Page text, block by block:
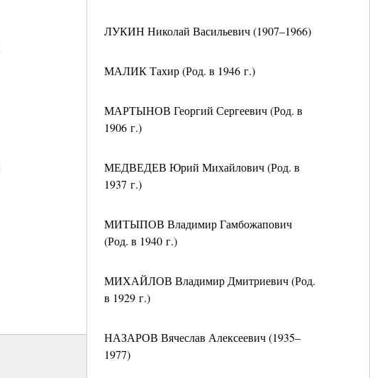
ЛУКИН Николай Васильевич (1907–1966)
МАЛИК Тахир (Род. в 1946 г.)
МАРТЫНОВ Георгий Сергеевич (Род. в
1906 г.)
МЕДВЕДЕВ Юрий Михайлович (Род. в
1937 г.)
МИТЫПОВ Владимир Гамбожапович
(Род. в 1940 г.)
МИХАЙЛОВ Владимир Дмитриевич (Род.
в 1929 г.)
НАЗАРОВ Вячеслав Алексеевич (1935–
1977)